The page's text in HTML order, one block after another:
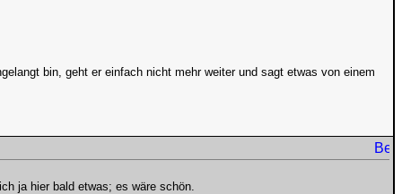
bin, geht er einfach nicht mehr weiter und sagt etwas von einem
ja hier bald etwas; es wäre schön.